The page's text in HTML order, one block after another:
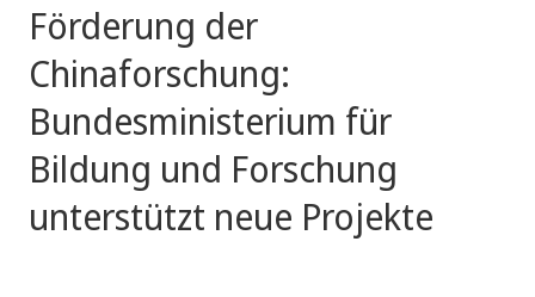
Förderung der
Chinaforschung:
Bundesministerium für
Bildung und Forschung
unterstützt neue Projekte